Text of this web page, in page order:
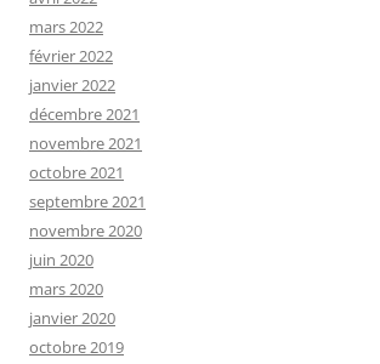
mars 2022
février 2022
janvier 2022
décembre 2021
novembre 2021
octobre 2021
septembre 2021
novembre 2020
juin 2020
mars 2020
janvier 2020
octobre 2019